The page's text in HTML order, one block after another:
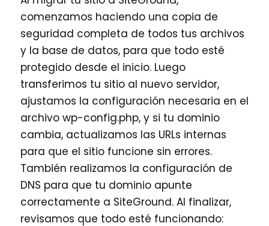
comenzamos haciendo una copia de
seguridad completa de todos tus archivos
y la base de datos, para que todo esté
protegido desde el inicio. Luego
transferimos tu sitio al nuevo servidor,
ajustamos la configuración necesaria en el
archivo wp-config.php, y si tu dominio
cambia, actualizamos las URLs internas
para que el sitio funcione sin errores.
También realizamos la configuración de
DNS para que tu dominio apunte
correctamente a SiteGround. Al finalizar,
revisamos que todo esté funcionando: